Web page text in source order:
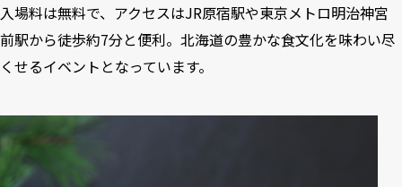
入場料は無料で、アクセスはJR原宿駅や東京メトロ明治神宮
前駅から徒歩約7分と便利。北海道の豊かな食文化を味わい尽
くせるイベントとなっています。